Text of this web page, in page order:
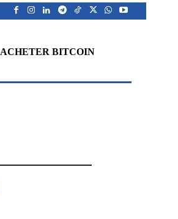
ACHETER BITCOIN